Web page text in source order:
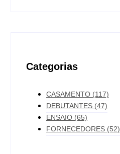
Categorias
CASAMENTO (117)
DEBUTANTES (47)
ENSAIO (65)
FORNECEDORES (52)